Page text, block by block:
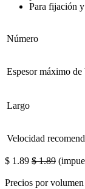
Para fijación
Número
Espesor máximo de
Largo
Velocidad
$ 1.89 $1.89
Precios por volumen